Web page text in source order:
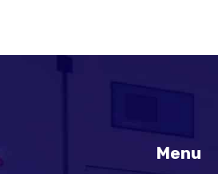
Menu